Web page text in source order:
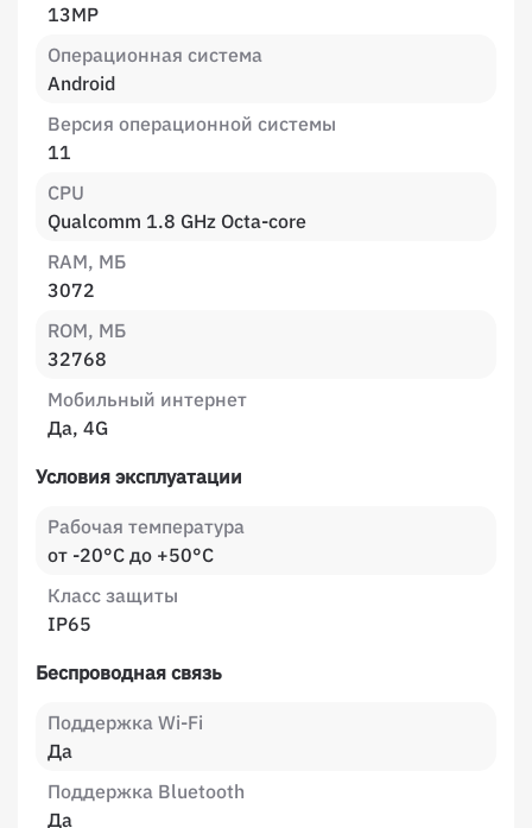
13MP
Операционная система
Android
Версия операционной системы
11
CPU
Qualcomm 1.8 GHz Octa-core
RAM, МБ
3072
ROM, МБ
32768
Мобильный интернет
Да, 4G
Условия эксплуатации
Рабочая температура
от -20°C до +50°C
Класс защиты
IP65
Беспроводная связь
Поддержка Wi-Fi
Да
Поддержка Bluetooth
Да